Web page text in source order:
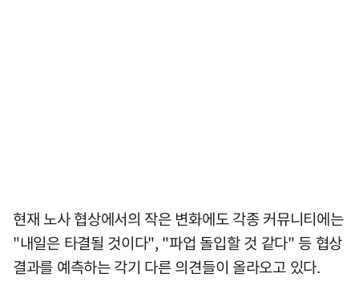
현재 노사 협상에서의 작은 변화에도 각종 커뮤니티에는
"내일은 타결될 것이다", "파업 돌입할 것 같다" 등 협상
결과를 예측하는 각기 다른 의견들이 올라오고 있다.